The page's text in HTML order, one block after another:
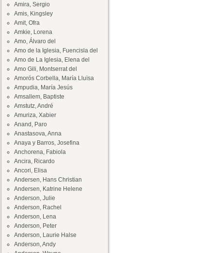
Amira, Sergio
Amis, Kingsley
Amit, Ofra
Amkie, Lorena
Amo, Álvaro del
Amo de la Iglesia, Fuencisla del
Amo de La Iglesia, Elena del
Amo Gili, Montserrat del
Amorós Corbella, María Lluïsa
Ampudia, María Jesús
Amsallem, Baptiste
Amstutz, André
Amuriza, Xabier
Anand, Paro
Anastasova, Anna
Anaya y Barros, Josefina
Anchorena, Fabiola
Ancira, Ricardo
Ancori, Elisa
Andersen, Hans Christian
Andersen, Katrine Helene
Anderson, Julie
Anderson, Rachel
Anderson, Lena
Anderson, Peter
Anderson, Laurie Halse
Anderson, Andy